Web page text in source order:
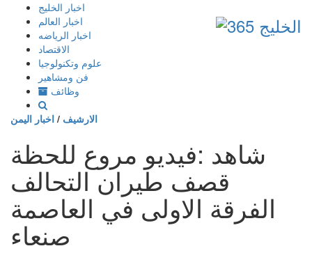
إذهب
المحتوى
اخبار الخليج
اخبار العالم
اخبار الرياضه
الاقتصاد
علوم وتكنولوجيا
فن ومشاهير
وظائف
الارشيف / اخبار اليمن
شاهد :فيديو مروع للحظة
قصف طيران التحالف
الفرقة الاولى في العاصمة
صنعاء